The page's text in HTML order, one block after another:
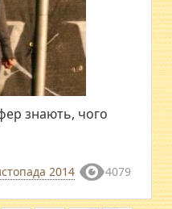
знають, чого
2014 4079